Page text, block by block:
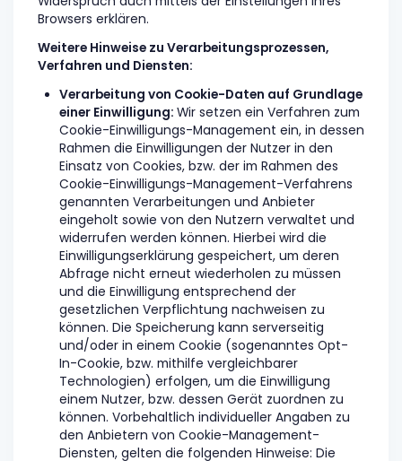
Browsers erklären.
Weitere Hinweise zu Verarbeitungsprozessen,
Verfahren und Diensten:
Verarbeitung von Cookie-Daten auf Grundlage
einer Einwilligung: Wir setzen ein Verfahren zum
Cookie-Einwilligungs-Management ein, in dessen
Rahmen die Einwilligungen der Nutzer in den
Einsatz von Cookies, bzw. der im Rahmen des
Cookie-Einwilligungs-Management-Verfahrens
genannten Verarbeitungen und Anbieter
eingeholt sowie von den Nutzern verwaltet und
widerrufen werden können. Hierbei wird die
Einwilligungserklärung gespeichert, um deren
Abfrage nicht erneut wiederholen zu müssen
und die Einwilligung entsprechend der
gesetzlichen Verpflichtung nachweisen zu
können. Die Speicherung kann serverseitig
und/oder in einem Cookie (sogenanntes Opt-
In-Cookie, bzw. mithilfe vergleichbarer
Technologien) erfolgen, um die Einwilligung
einem Nutzer, bzw. dessen Gerät zuordnen zu
können. Vorbehaltlich individueller Angaben zu
den Anbietern von Cookie-Management-
Diensten, gelten die folgenden Hinweise: Die